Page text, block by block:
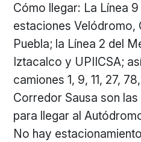
Cómo llegar: La Línea
estaciones Velódromo,
Puebla; la Línea 2 del
Iztacalco y UPIICSA;
camiones 1, 9, 11, 27,
Corredor Sausa son
para llegar al
No hay